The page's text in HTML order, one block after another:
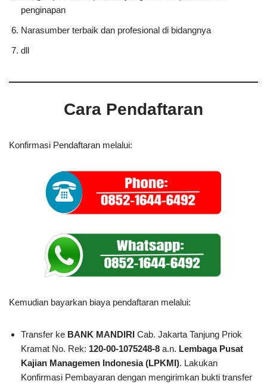
penginapan
Narasumber terbaik dan profesional di bidangnya
dll
Cara Pendaftaran
Konfirmasi Pendaftaran melalui:
Kemudian bayarkan biaya pendaftaran melalui:
Transfer ke BANK MANDIRI Cab. Jakarta Tanjung Priok
Kramat No. Rek: 120-00-1075248-8 a.n. Lembaga Pusat
Kajian Managemen Indonesia (LPKMI). Lakukan
Konfirmasi Pembayaran dengan mengirimkan bukti transfer